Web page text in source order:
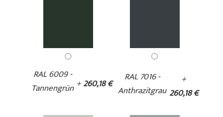
RAL 6009 -
Tannengrün +260,18 €
RAL 7016 -
Anthrazitgrau
+
260,18 €